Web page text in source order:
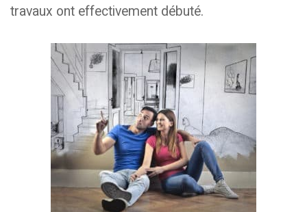
travaux ont effectivement débuté.